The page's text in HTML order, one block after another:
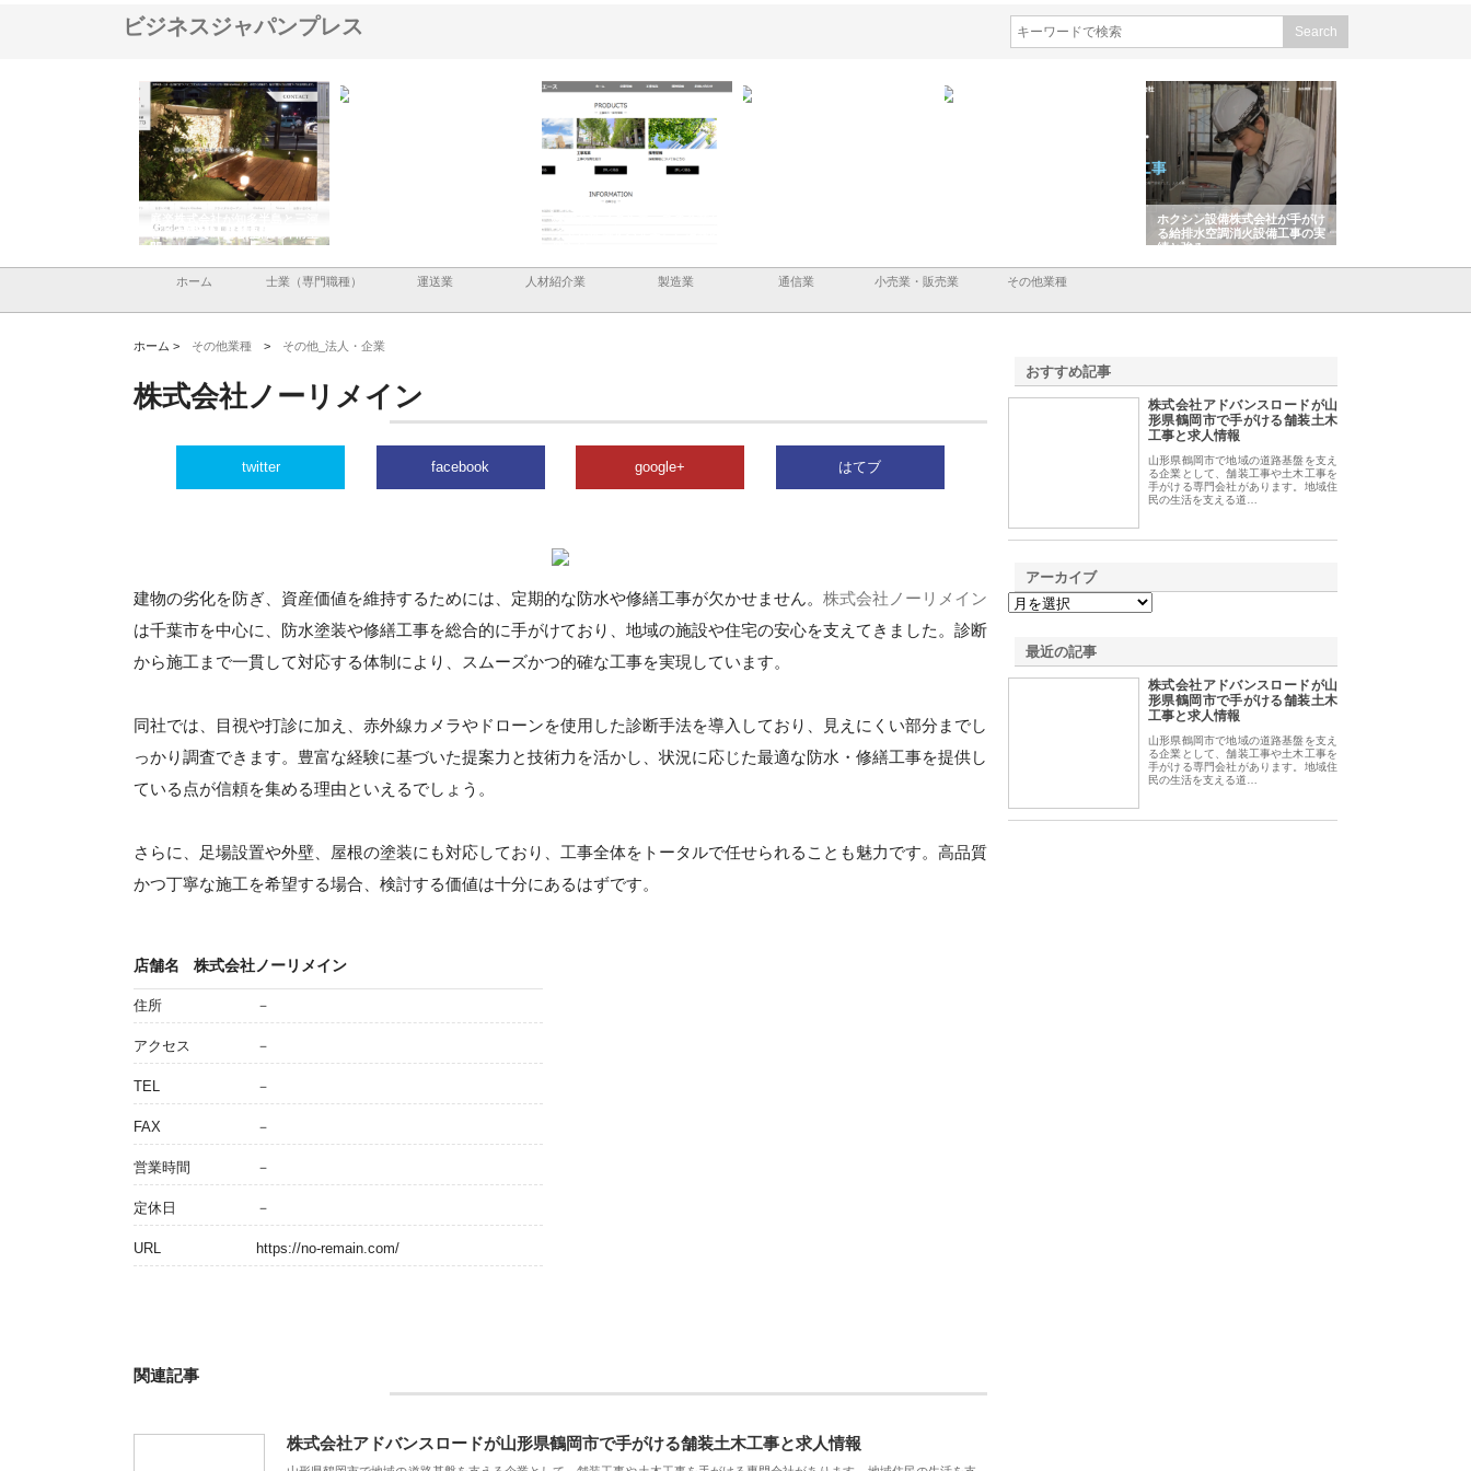
ビジネスジャパンプレス
と名古屋で叶える理想の外構空
間
イトが提供する充実した情報内
ホクシン設備株式会社が手がけ
る給排水空調消火設備工事の実
績と強み
ホーム 士業（専門職種） 運送業 人材紹介業 製造業 通信業 小売業・販売業 その他業種
ホーム > その他業種 > その他_法人・企業
株式会社ノーリメイン
twitter facebook google+ はてブ
建物の劣化を防ぎ、資産価値を維持するためには、定期的な防水や修繕工事が欠かせません。 株式会社ノーリメイン
は千葉市を中心に、防水塗装や修繕工事を総合的に手がけており、地域の施設や住宅の安心を支えてきました。診断
から施工まで一貫して対応する体制により、スムーズかつ的確な工事を実現しています。
同社では、目視や打診に加え、赤外線カメラやドローンを使用した診断手法を導入しており、見えにくい部分までし
っかり調査できます。豊富な経験に基づいた提案力と技術力を活かし、状況に応じた最適な防水・修繕工事を提供し
ている点が信頼を集める理由といえるでしょう。
さらに、足場設置や外壁、屋根の塗装にも対応しており、工事全体をトータルで任せられることも魅力です。高品質
かつ丁寧な施工を希望する場合、検討する価値は十分にあるはずです。
店舗名 株式会社ノーリメイン
住所 －
アクセス －
TEL －
FAX －
営業時間 －
定休日 －
URL https://no-remain.com/
関連記事
株式会社アドバンスロードが山形県鶴岡市で手がける舗装土木工事と求人情報
おすすめ記事
株式会社アドバンスロードが山
形県鶴岡市で手がける舗装土木
工事と求人情報
山形県鶴岡市で地域の道路基盤を支え
る企業として、舗装工事や土木工事を
手がける専門会社があります。地域住
民の生活を支える道…
アーカイブ
最近の記事
株式会社アドバンスロードが山
形県鶴岡市で手がける舗装土木
工事と求人情報
山形県鶴岡市で地域の道路基盤を支え
る企業として、舗装工事や土木工事を
手がける専門会社があります。地域住
民の生活を支える道…